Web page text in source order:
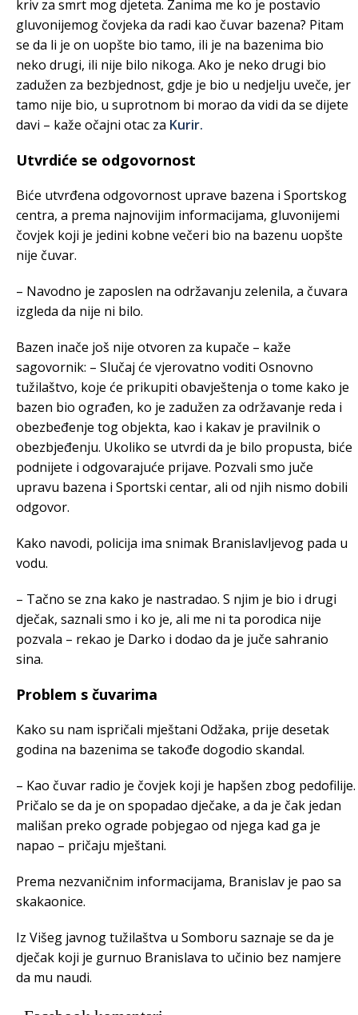
kriv za smrt mog djeteta. Zanima me ko je postavio
gluvonijemog čovjeka da radi kao čuvar bazena? Pitam
se da li je on uopšte bio tamo, ili je na bazenima bio
neko drugi, ili nije bilo nikoga. Ako je neko drugi bio
zadužen za bezbjednost, gdje je bio u nedjelju uveče, jer
tamo nije bio, u suprotnom bi morao da vidi da se dijete
davi – kaže očajni otac za Kurir.
Utvrdiće se odgovornost
Biće utvrđena odgovornost uprave bazena i Sportskog
centra, a prema najnovijim informacijama, gluvonijemi
čovjek koji je jedini kobne večeri bio na bazenu uopšte
nije čuvar.
– Navodno je zaposlen na održavanju zelenila, a čuvara
izgleda da nije ni bilo.
Bazen inače još nije otvoren za kupače – kaže
sagovornik: – Slučaj će vjerovatno voditi Osnovno
tužilaštvo, koje će prikupiti obavještenja o tome kako je
bazen bio ograđen, ko je zadužen za održavanje reda i
obezbeđenje tog objekta, kao i kakav je pravilnik o
obezbjeđenju. Ukoliko se utvrdi da je bilo propusta, biće
podnijete i odgovarajuće prijave. Pozvali smo juče
upravu bazena i Sportski centar, ali od njih nismo dobili
odgovor.
Kako navodi, policija ima snimak Branislavljevog pada u
vodu.
– Tačno se zna kako je nastradao. S njim je bio i drugi
dječak, saznali smo i ko je, ali me ni ta porodica nije
pozvala – rekao je Darko i dodao da je juče sahranio
sina.
Problem s čuvarima
Kako su nam ispričali mještani Odžaka, prije desetak
godina na bazenima se takođe dogodio skandal.
– Kao čuvar radio je čovjek koji je hapšen zbog pedofilije.
Pričalo se da je on spopadao dječake, a da je čak jedan
mališan preko ograde pobjegao od njega kad ga je
napao – pričaju mještani.
Prema nezvaničnim informacijama, Branislav je pao sa
skakaonice.
Iz Višeg javnog tužilaštva u Somboru saznaje se da je
dječak koji je gurnuo Branislava to učinio bez namjere
da mu naudi.